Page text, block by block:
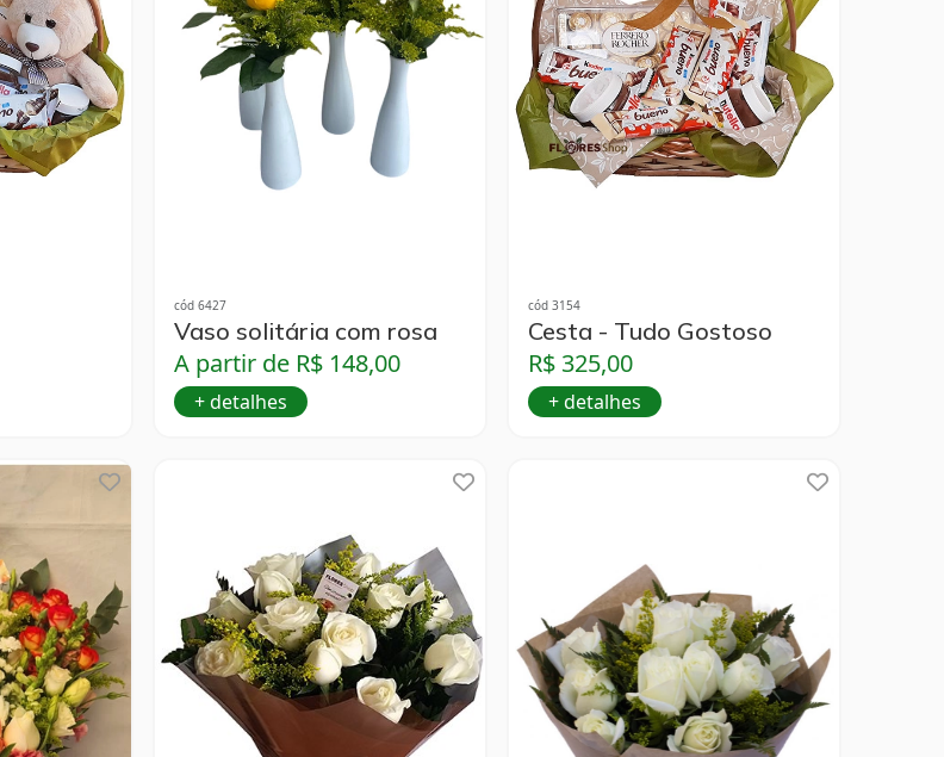
cód 6427
Vaso solitária com rosa
A partir de R$ 148,00
+ detalhes
cód 3154
Cesta - Tudo Gostoso
R$ 325,00
+ detalhes